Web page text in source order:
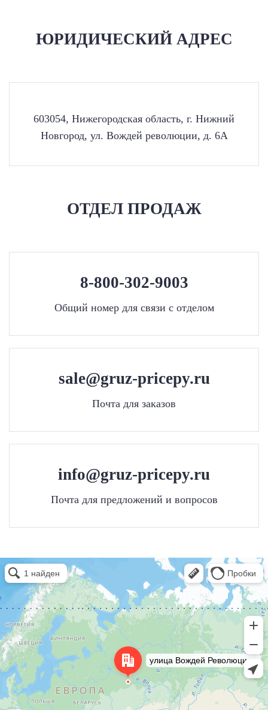
ЮРИДИЧЕСКИЙ АДРЕС
603054, Нижегородская область, г. Нижний
Новгород, ул. Вождей революции, д. 6А
ОТДЕЛ ПРОДАЖ
8-800-302-9003
Общий номер для связи с отделом
sale@gruz-pricepy.ru
Почта для заказов
info@gruz-pricepy.ru
Почта для предложений и вопросов